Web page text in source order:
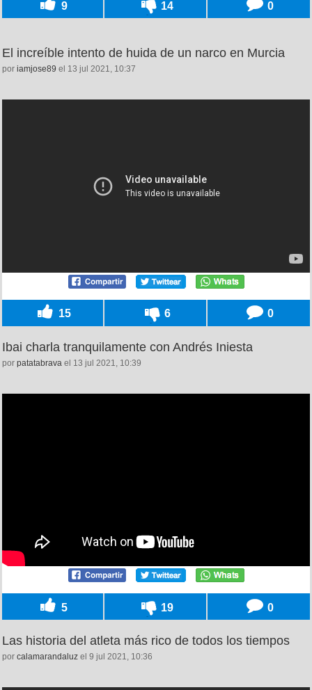
9 14 0
El increíble intento de huida de un narco en Murcia
por iamjose89 el 13 jul 2021, 10:37
15 6 0
Ibai charla tranquilamente con Andrés Iniesta
por patatabrava el 13 jul 2021, 10:39
5 19 0
Las historia del atleta más rico de todos los tiempos
por calamarandaluz el 9 jul 2021, 10:36